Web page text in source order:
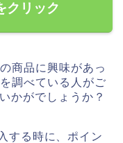
クリック
商品に興味があっ
調べている人がご
かがでしょうか？
する時に、ポイン